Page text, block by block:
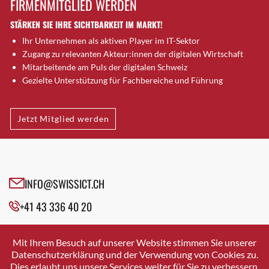
Brugg AG
Brütten
Bubendorf
Bubikon
Buchs (SG)
Bäretswil
Bülach
Cazis
Crissier
Davos Platz
Dierikon
Dietikon
FIRMENMITGLIED WERDEN
STÄRKEN SIE IHRE SICHTBARKEIT IM MARKT!
Ihr Unternehmen als aktiven Player im IT-Sektor
Zugang zu relevanten Akteur:innen der digitalen Wirtschaft
Mitarbeitende am Puls der digitalen Schweiz
Gezielte Unterstützung für Fachbereiche und Führung
Jetzt Mitglied werden
INFO@SWISSICT.CH
+41 43 336 40 20
SWISSICT
VULKANSTRASSE 120
8048 ZURICH
Mit Ihrem Besuch auf unserer Website stimmen Sie unserer
Datenschutzerklärung und der Verwendung von Cookies zu.
Dies erlaubt uns unsere Services weiter für Sie zu verbessern.